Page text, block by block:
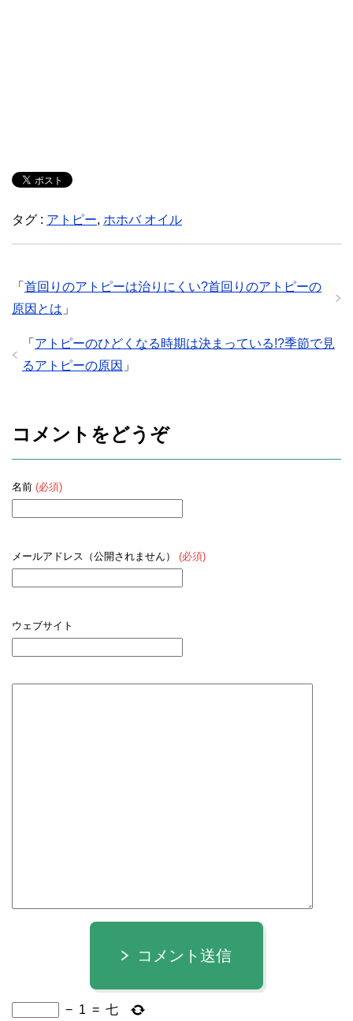
タグ : アトピー, ホホバ オイル
「 首回りのアトピーは治りにくい?首回りのアトピーの
原因とは 」
「 アトピーのひどくなる時期は決まっている!?季節で見
るアトピーの原因 」
コメントをどうぞ
名前 (必須)
メールアドレス（公開されません） (必須)
ウェブサイト
コメント送信
− 1 = 七